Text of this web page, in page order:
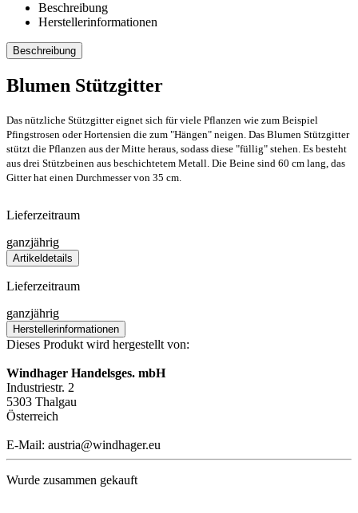
Beschreibung
Herstellerinformationen
Beschreibung
Blumen Stützgitter
Das nützliche Stützgitter eignet sich für viele Pflanzen wie zum Beispiel
Pfingstrosen oder Hortensien die zum "Hängen" neigen. Das Blumen Stützgitter
stützt die Pflanzen aus der Mitte heraus, sodass diese "füllig" stehen. Es besteht
aus drei Stützbeinen aus beschichtetem Metall. Die Beine sind 60 cm lang, das
Gitter hat einen Durchmesser von 35 cm.
Lieferzeitraum
ganzjährig
Artikeldetails
Lieferzeitraum
ganzjährig
Herstellerinformationen
Dieses Produkt wird hergestellt von:
Windhager Handelsges. mbH
Industriestr. 2
5303 Thalgau
Österreich
E-Mail: austria@windhager.eu
Wurde zusammen gekauft